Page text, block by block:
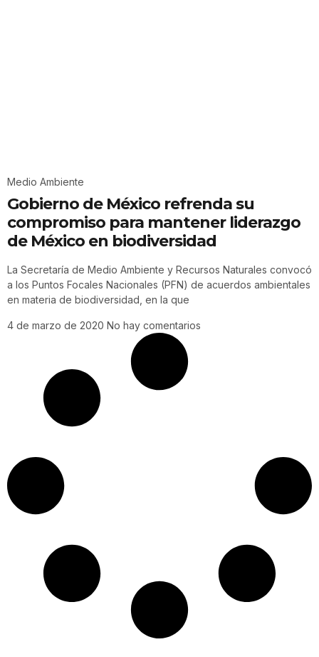
Medio Ambiente
Gobierno de México refrenda su
compromiso para mantener liderazgo
de México en biodiversidad
La Secretaría de Medio Ambiente y Recursos Naturales convocó
a los Puntos Focales Nacionales (PFN) de acuerdos ambientales
en materia de biodiversidad, en la que
4 de marzo de 2020 No hay comentarios